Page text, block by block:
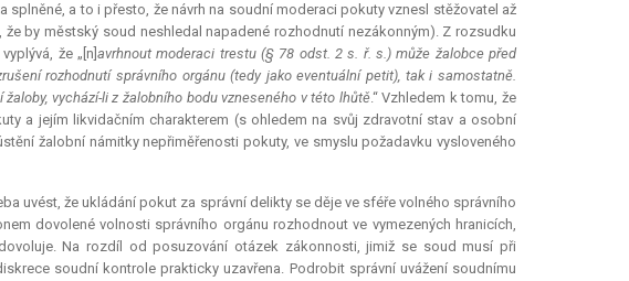
a to i přesto, že návrh na soudní moderaci pokuty vznesl stěžovatel až
by městský soud neshledal napadené rozhodnutí nezákonným). Z rozsudku
že „[n]avrhnout moderaci trestu (§ 78 odst. 2 s. ř. s.) může žalobce před
rozhodnutí správního orgánu (tedy jako eventuálnípetit), tak i samostatně.
vychází-li z žalobního bodu vzneseného v této lhůtě.“ Vzhledem k tomu, že
a jejím likvidačním charakterem (s ohledem na svůj zdravotní stav a osobní
žalobní námitky nepřiměřenosti pokuty, ve smyslu požadavku vysloveného
uvést, že ukládání pokut za správní delikty se děje ve sféře volného správního
dovolené volnosti správního orgánu rozhodnout ve vymezených hranicích,
Na rozdíl od posuzování otázek zákonnosti, jimiž se soud musí při
soudní kontrole prakticky uzavřena. Podrobit správní uvážení soudnímu